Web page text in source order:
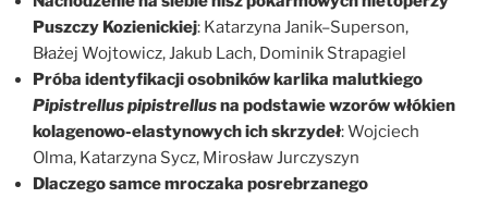
Puszczy Kozienickiej: Katarzyna Janik–Superson,
Błażej Wojtowicz, Jakub Lach, Dominik Strapagiel
Próba identyfikacji osobników karlika malutkiego
Pipistrellus pipistrellusna podstawie wzorów włókien
kolagenowo-elastynowych ich skrzydeł: Wojciech
Olma, Katarzyna Sycz, Mirosław Jurczyszyn
Dlaczego samce mroczaka posrebrzanego